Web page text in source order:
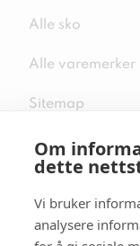
Om
dette
Vi bruker
analysere
Alle sko
Alle varemerker
Sitemap
Følg oss i